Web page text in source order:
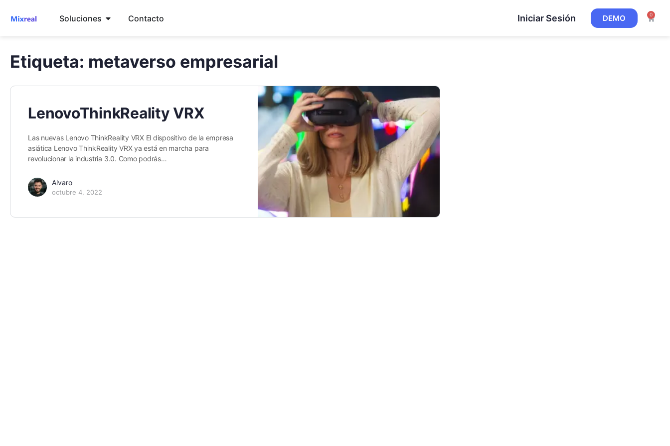
Soluciones Contacto Iniciar Sesión DEMO 0
Etiqueta: metaverso empresarial
LenovoThinkReality VRX
Las nuevas Lenovo ThinkReality VRX El dispositivo de la empresa
asiática Lenovo ThinkReality VRX ya está en marcha para
revolucionar la industria 3.0. Como podrás…
Alvaro
octubre 4, 2022